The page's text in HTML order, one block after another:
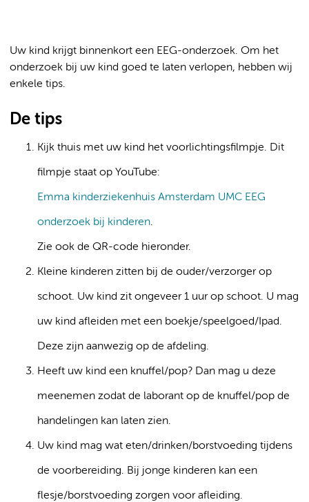
Uw kind krijgt binnenkort een EEG-onderzoek. Om het
onderzoek bij uw kind goed te laten verlopen, hebben wij
enkele tips.
De tips
Kijk thuis met uw kind het voorlichtingsfilmpje. Dit
filmpje staat op YouTube:
Emma kinderziekenhuis Amsterdam UMC EEG
onderzoek bij kinderen.
Zie ook de QR-code hieronder.
Kleine kinderen zitten bij de ouder/verzorger op
schoot. Uw kind zit ongeveer 1 uur op schoot. U mag
uw kind afleiden met een boekje/speelgoed/Ipad.
Deze zijn aanwezig op de afdeling.
Heeft uw kind een knuffel/pop? Dan mag u deze
meenemen zodat de laborant op de knuffel/pop de
handelingen kan laten zien.
Uw kind mag wat eten/drinken/borstvoeding tijdens
de voorbereiding. Bij jonge kinderen kan een
flesje/borstvoeding zorgen voor afleiding.